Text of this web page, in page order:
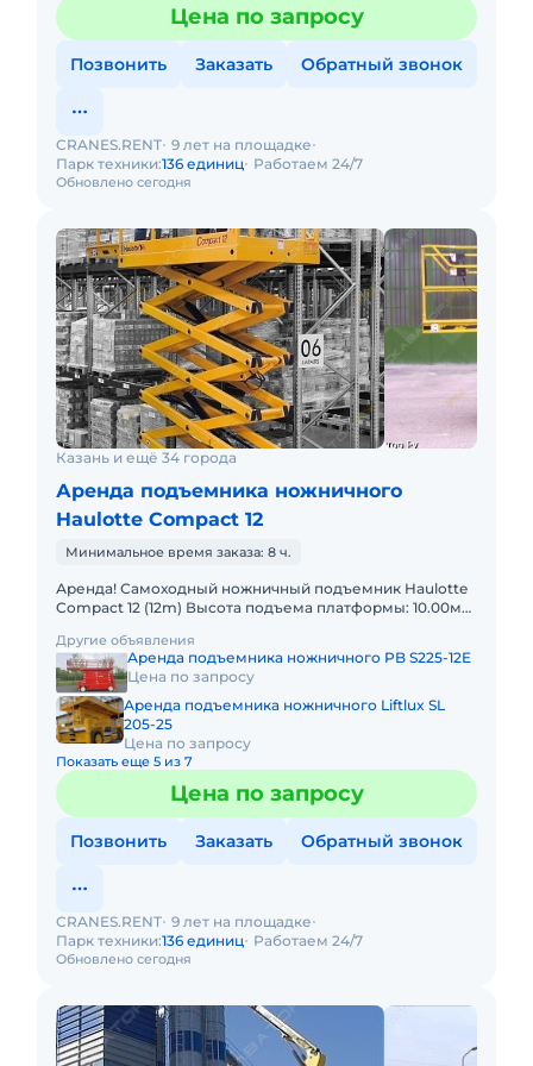
Цена по запросу
Позвонить Заказать Обратный звонок
Обновлено сегодня
CRANES.RENT 9 лет на площадке
Парк техники:136 единиц Работаем 24/7
Казань и ещё 34 города
Аренда подъемника ножничного
Haulotte Compact 12
Минимальное время заказа: 8 ч.
Аренда! Самоходный ножничный подъемник Haulotte
Compact 12 (12m) Высота подъема платформы: 10.00м
платформы
Другие объявления
Аренда подъемника ножничного PB S225-12E
Цена по запросу
Аренда подъемника ножничного Liftlux SL
205-25
Цена по запросу
Показать еще 5 из 7
Цена по запросу
Позвонить Заказать Обратный звонок
Обновлено сегодня
CRANES.RENT 9 лет на площадке
Парк техники:136 единиц Работаем 24/7